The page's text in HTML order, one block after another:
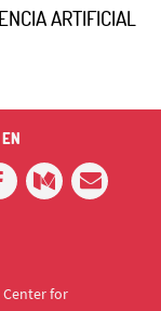
ARTIFICIAL
for